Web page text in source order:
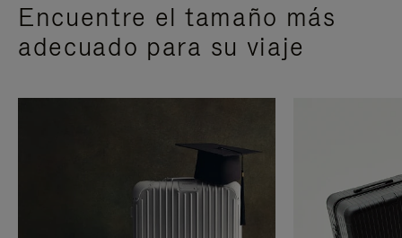
Encuentre el tamaño más
adecuado para su viaje